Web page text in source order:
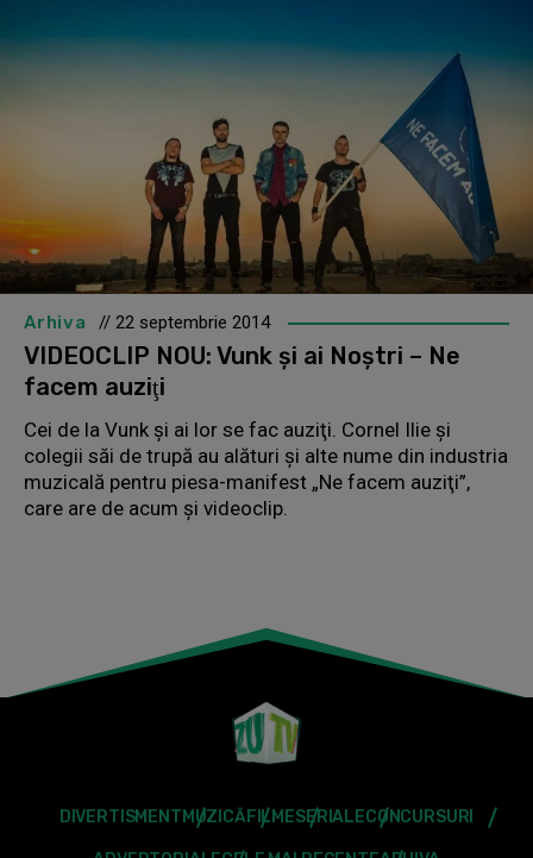
Arhiva // 22 septembrie 2014
VIDEOCLIP NOU: Vunk şi ai Noştri – Ne
facem auziţi
Cei de la Vunk şi ai lor se fac auziţi. Cornel Ilie şi
colegii săi de trupă au alături şi alte nume din industria
muzicală pentru piesa-manifest „Ne facem auziţi”,
care are de acum şi videoclip.
DIVERTISMENT MUZICĂFILMESERIALECONCURSURI